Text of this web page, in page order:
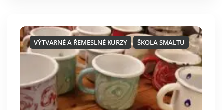
VÝTVARNÉ A ŘEMESLNÉ KURZY ŠKOLA SMALTU